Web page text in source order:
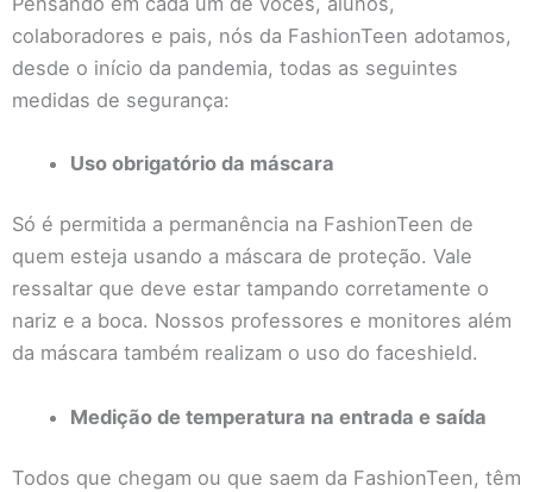
colaboradores e pais, nós da FashionTeen adotamos,
desde o início da pandemia, todas as seguintes
medidas de segurança:
Uso obrigatório da máscara
Só é permitida a permanência na FashionTeen de
quem esteja usando a máscara de proteção. Vale
ressaltar que deve estar tampando corretamente o
nariz e a boca. Nossos professores e monitores além
da máscara também realizam o uso do faceshield.
Medição de temperatura na entrada e saída
Todos que chegam ou que saem da FashionTeen, têm